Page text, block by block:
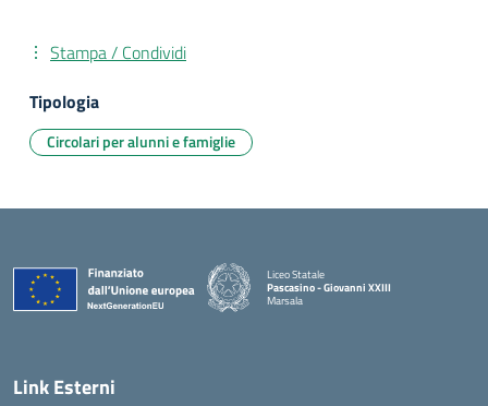
Stampa / Condividi
Tipologia
Circolari per alunni e famiglie
Liceo Statale
Pascasino - Giovanni XXIII
Marsala
Link Esterni